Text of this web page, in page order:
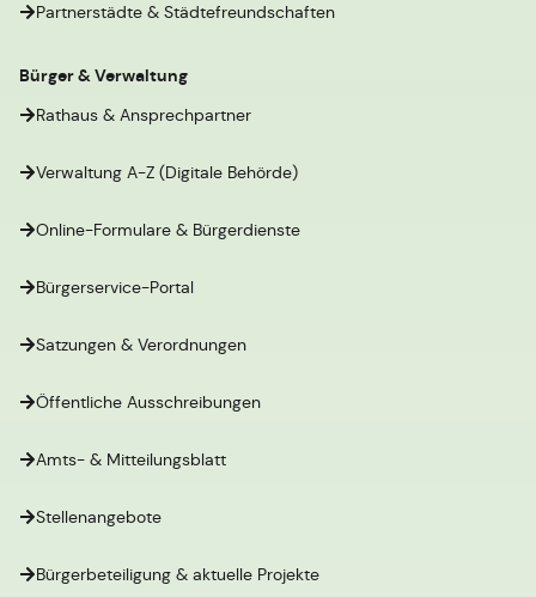
Partnerstädte & Städtefreundschaften
Bürger & Verwaltung
Rathaus & Ansprechpartner
Verwaltung A-Z (Digitale Behörde)
Online-Formulare & Bürgerdienste
Bürgerservice-Portal
Satzungen & Verordnungen
Öffentliche Ausschreibungen
Amts- & Mitteilungsblatt
Stellenangebote
Bürgerbeteiligung & aktuelle Projekte